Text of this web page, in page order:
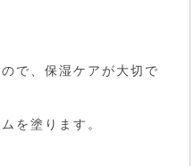
で、保湿ケアが大切で
を塗ります。